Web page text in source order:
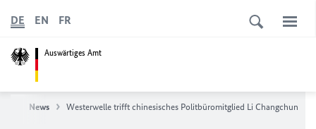
Auswärtiges Amt
DE EN FR
News Westerwelle trifft chinesisches Politbüromitglied Li Changchun